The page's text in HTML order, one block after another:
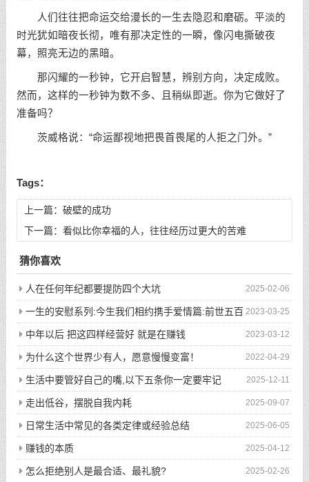
人们往往把命运交给漫长的一生去隐忍和磨砺。平淡的
时光犹如暗夜长彻，唯有那决定性的一瞬，像闪电撕破夜
幕，照亮无边的黑暗。
那闪耀的一秒钟，它开启智慧，辨别方向，决定成败。
然而，这样的一秒钟为数不多、且稍纵即逝。你为它做好了
准备吗？
茨威格说：“命运鄙视地把畏首畏尾的人拒之门外。”
Tags：
上一篇： 破壁的成功
下一篇： 看似比你幸福的人，往往经历过更大的苦难
猜你喜欢
2025-02-06
人在任何年纪都要提防四个大坑
2023-03-25
一生的安慰系列:今生我们相约携手爱情篇:前世五百
次的回眸才换来今生的相遇
2023-03-12
中年以后 把这四样经营好 就是在赚钱
2022-04-29
为什么这个世界少有人，愿意慢慢变富！
2025-12-11
生活中要管好自己的嘴,以下五条你一定要牢记
2025-09-07
走出低谷，摆脱自我内耗
2025-06-05
日常生活中常见的各类定律或经验总结
2025-04-12
赚钱的本质
2025-02-26
怎么拒绝别人是最合适、最礼貌?